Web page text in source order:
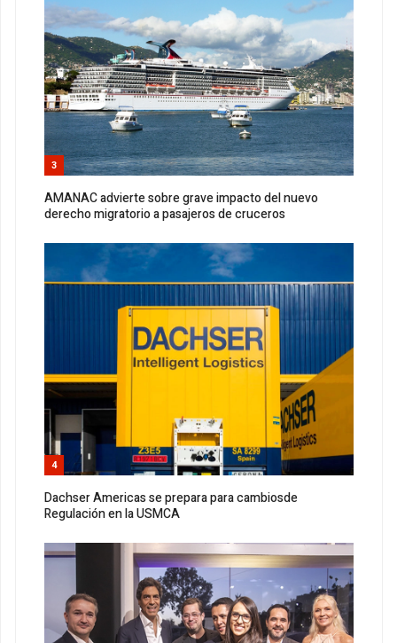
3
AMANAC advierte sobre grave impacto del nuevo
derecho migratorio a pasajeros de cruceros
4
Dachser Americas se prepara para cambiosde
Regulación en la USMCA